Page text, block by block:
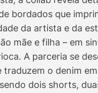
bordados que
da artista e da
mãe e filha – em
A parceria se
traduzem o denim
dois shorts,